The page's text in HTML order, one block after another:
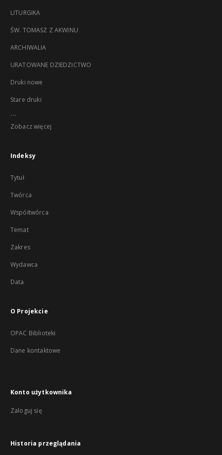
LITURGIKA
ŚW. TOMASZ Z AKWINU
ARCHIWALIA
URATOWANE DZIEDZICTWO
Druki nowe
Stare druki
...
Zobacz więcej
Indeksy
Tytuł
Twórca
Współtwórca
Temat
Zakres
Wydawca
Data
O Projekcie
OPAC Biblioteki
Dane kontaktowe
Konto użytkownika
Zaloguj się
Historia przeglądania